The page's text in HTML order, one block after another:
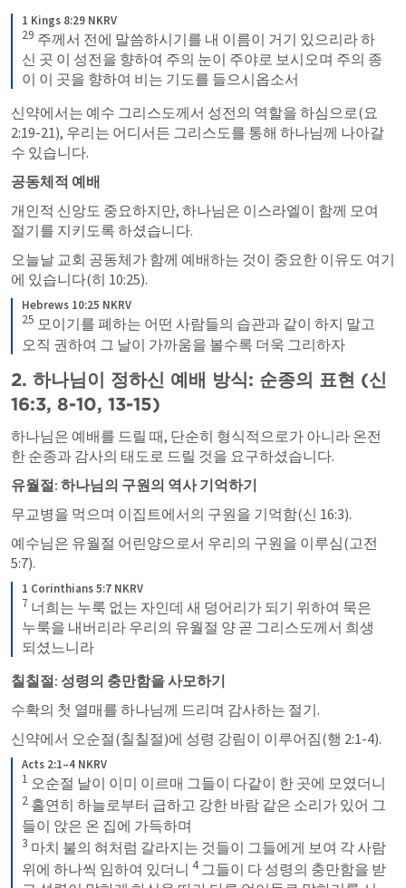
1 Kings 8:29 NKRV
29 주께서 전에 말씀하시기를 내 이름이 거기 있으리라 하
신 곳 이 성전을 향하여 주의 눈이 주야로 보시오며 주의 종
이 이 곳을 향하여 비는 기도를 들으시옵소서
신약에서는 예수 그리스도께서 성전의 역할을 하심으로(요
2:19-21), 우리는 어디서든 그리스도를 통해 하나님께 나아갈
수 있습니다.
공동체적 예배
개인적 신앙도 중요하지만, 하나님은 이스라엘이 함께 모여
절기를 지키도록 하셨습니다.
오늘날 교회 공동체가 함께 예배하는 것이 중요한 이유도 여기
에 있습니다(히 10:25).
Hebrews 10:25 NKRV
25 모이기를 폐하는 어떤 사람들의 습관과 같이 하지 말고
오직 권하여 그 날이 가까움을 볼수록 더욱 그리하자
2. 하나님이 정하신 예배 방식: 순종의 표현 (신
16:3, 8-10, 13-15)
하나님은 예배를 드릴 때, 단순히 형식적으로가 아니라 온전
한 순종과 감사의 태도로 드릴 것을 요구하셨습니다.
유월절: 하나님의 구원의 역사 기억하기
무교병을 먹으며 이집트에서의 구원을 기억함(신 16:3).
예수님은 유월절 어린양으로서 우리의 구원을 이루심(고전
5:7).
1 Corinthians 5:7 NKRV
7 너희는 누룩 없는 자인데 새 덩어리가 되기 위하여 묵은
누룩을 내버리라 우리의 유월절 양 곧 그리스도께서 희생
되셨느니라
칠칠절: 성령의 충만함을 사모하기
수확의 첫 열매를 하나님께 드리며 감사하는 절기.
신약에서 오순절(칠칠절)에 성령 강림이 이루어짐(행 2:1-4).
Acts 2:1–4 NKRV
1
2 홀연히 하늘로부터 급하고 강한 바람 같은 소리가 있어 그
3 마치 불의 혀처럼 갈라지는 것들이 그들에게 보여 각 사람
위에 하나씩 임하여 있더니 4 그들이 다 성령의 충만함을 받